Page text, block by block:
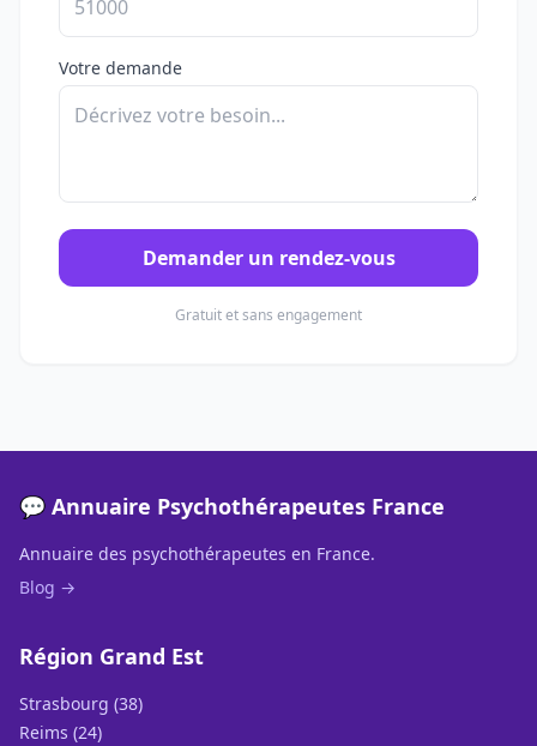
Votre demande
Demander un rendez-vous
Gratuit et sans engagement
💬 Annuaire Psychothérapeutes France
Annuaire des psychothérapeutes en France.
Blog →
Région Grand Est
Strasbourg (38)
Reims (24)